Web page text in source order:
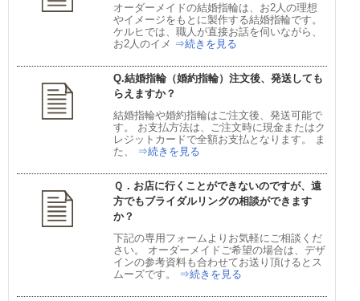
オーダーメイドの結婚指輪は、お2人の理想
やイメージをもとに製作する結婚指輪です。
ケルヒでは、職人が直接お話を伺いながら、
お2人のイメ ⇒続きを見る
Q.結婚指輪（婚約指輪）注文後、発送しても
らえますか？
結婚指輪や婚約指輪はご注文後、発送可能で
す。 お支払方法は、ご注文時に現金またはク
レジットカードで全額お支払となります。 ま
た、 ⇒続きを見る
Ｑ．お店に行くことができないのですが、遠
方でもブライダルリングの相談ができます
か？
下記の専用フォームよりお気軽にご相談くだ
さい。 オーダーメイドご希望の場合は、デザ
インの参考資料も合わせてお送り頂けるとス
ムーズです。 ⇒続きを見る